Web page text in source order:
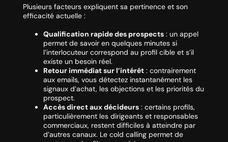
Plusieurs facteurs expliquent sa pertinence et son
efficacité actuelle :
Qualification rapide des prospects: un appel
permet de savoir en quelques minutes si
l’interlocuteur correspond au profil cible et s’il
existe un besoin réel.
Retour immédiat sur l’intérêt: contrairement
aux emails, vous détectez instantanément les
signaux d’achat, les objections et les priorités du
prospect.
Accès direct aux décideurs: certains profils,
particulièrement les dirigeants et responsables
commerciaux, restent difficiles à atteindre par
d’autres canaux. Le cold calling permet de